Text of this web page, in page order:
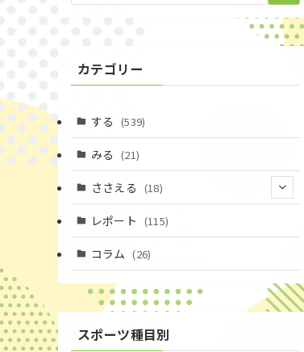
カテゴリー
する (539)
みる (21)
ささえる (18)
(4)
(1)
レポート (115)
コラム (26)
スポーツ種目別